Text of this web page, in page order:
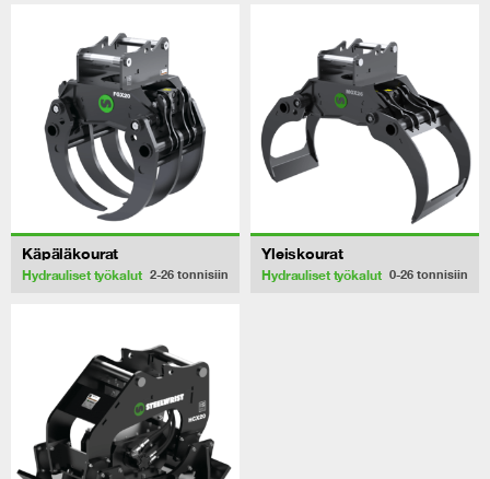
Käpäläkourat
Hydrauliset työkalut 2-26 tonnisiin
Yleiskourat
Hydrauliset työkalut 0-26 tonnisiin